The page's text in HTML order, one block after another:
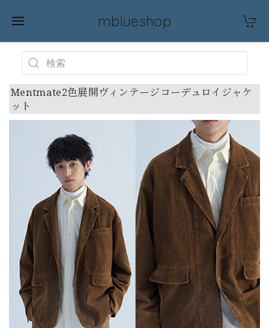
mblueshop
Mentmate2色展開ヴィンテージコーデュロイジャケ
ット